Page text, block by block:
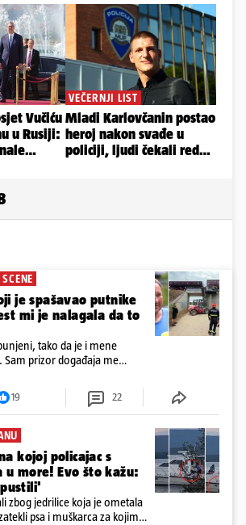
je spašavao putnike
mi je nalagala da to
tako da je i mene
Sam prizor događaja me
19 22
kojoj policajac s
u more! Evo što kažu:
zbog jedrilice koja je ometala
psa i muškarca za kojim